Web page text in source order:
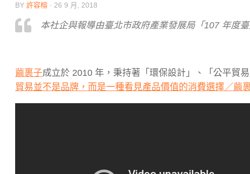
BY 許容榕 · 26 9 月, 2018
本社企與報導由臺北市政府產業發展局「107 年度
繭裹子成立於 2010 年，秉持著「環保設計」、「公平貿
貿易並不是品牌，而是一種看見產品價值的消費選擇／繭